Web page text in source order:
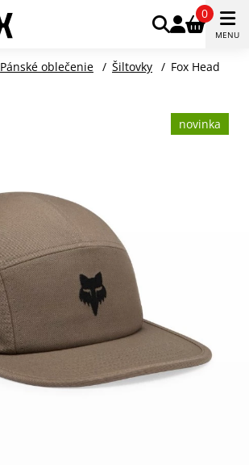
0
MENU
Pánské oblečenie / Šiltovky / Fox Head
novinka